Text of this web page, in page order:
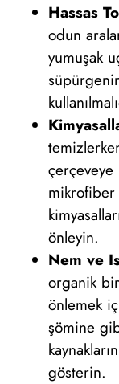
Hassas
odun
yumuşak
çerçeveye
mikrofiber
önleyin.
Nem ve
organik bir
önlemek
şömine
gösterin.